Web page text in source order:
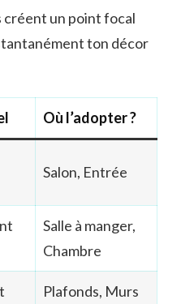
créent un point focal
ton décor
Où l’adopter ?
Salon, Entrée
Salle à manger,
Chambre
Plafonds, Murs